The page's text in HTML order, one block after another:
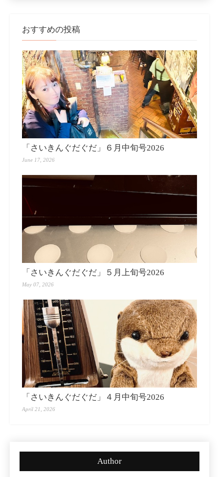
おすすめの投稿
「さいきんぐだぐだ」６月中旬号2026
June 17, 2026
「さいきんぐだぐだ」５月上旬号2026
May 07, 2026
「さいきんぐだぐだ」４月中旬号2026
April 21, 2026
Author